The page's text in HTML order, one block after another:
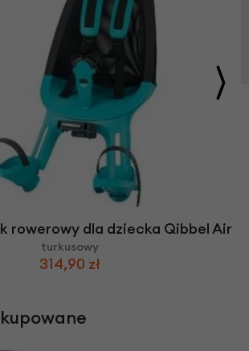
rowerowy dla dziecka Qibbel Air
turkusowy
314,90 zł